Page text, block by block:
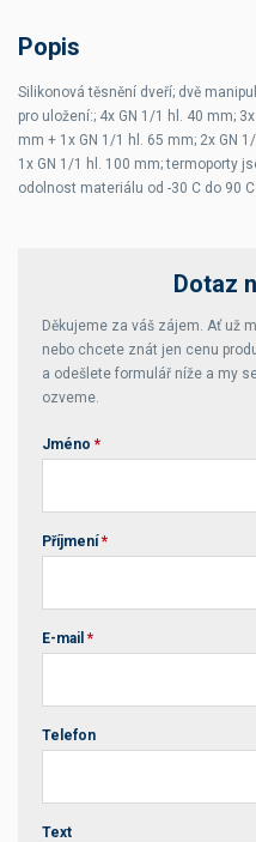
Popis
Silikonová těsnění dveří; dvě
pro uložení:; 4x GN 1/1 hl. 40 mm;
mm + 1x GN 1/1 hl. 65 mm; 2x GN
1x GN 1/1 hl. 100 mm; termoporty
odolnost materiálu od -30 C do 90 C.
Dotaz
Děkujeme za váš zájem. Ať už
nebo chcete znát jen cenu
a odešlete formulář níže a my
ozveme.
Jméno *
Příjmení *
E-mail *
Telefon
Text